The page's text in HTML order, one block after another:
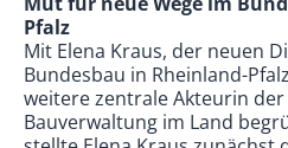
Pfalz
Mit Elena Kraus, der neuen
Bundesbau in Rheinland-
weitere zentrale Akteurin
Bauverwaltung im Land